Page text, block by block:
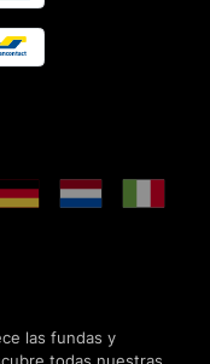
las fundas y